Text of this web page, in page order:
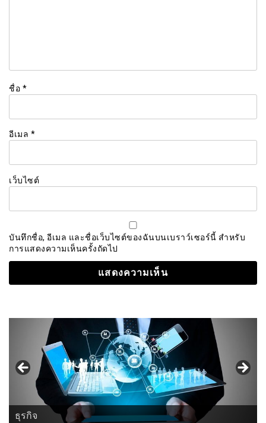
ชื่อ *
อีเมล *
เว็บไซต์
บันทึกชื่อ, อีเมล และชื่อเว็บไซต์ของฉันบนเบราว์เซอร์นี้ สำหรับ
การแสดงความเห็นครั้งถัดไป
ธุรกิจ